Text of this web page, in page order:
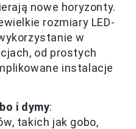
nowe horyzonty.
rozmiary LED-
w
od prostych
instalacje
i dymy:
takich jak gobo,